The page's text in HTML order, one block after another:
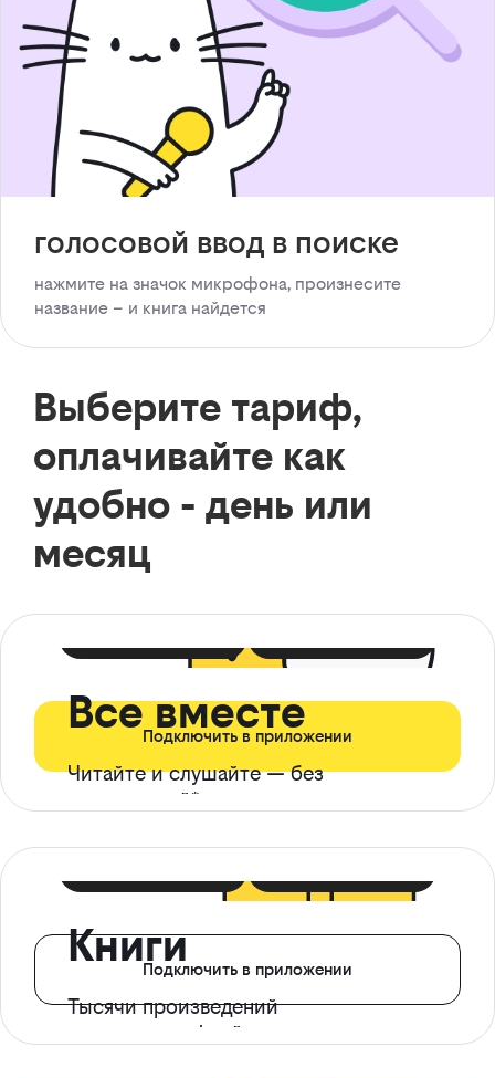
голосовой ввод в поиске
нажмите на значок микрофона, произнесите
название – и книга найдется
Выберите тариф,
оплачивайте как
удобно - день или
месяц
Все вместе
Читайте и слушайте — без
ограничений*
Подключить в приложении
Книги
Тысячи произведений
с доступом офлайн
Подключить в приложении